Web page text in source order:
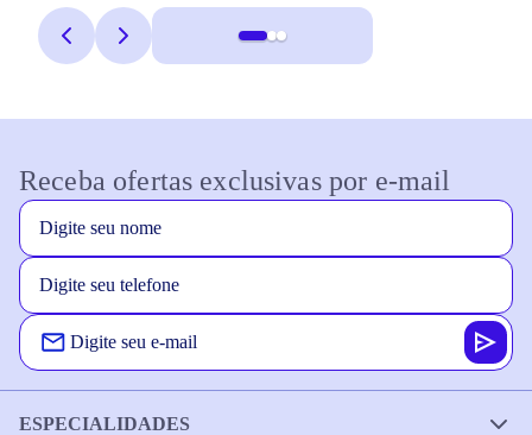
Receba ofertas exclusivas por e-mail
ESPECIALIDADES